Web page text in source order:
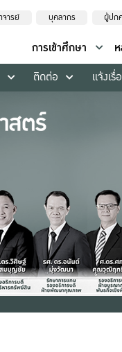
จารย์ บุคลากร ผู้ปก
การเข้าศึกษา
ติดต่อ แจ้งเ